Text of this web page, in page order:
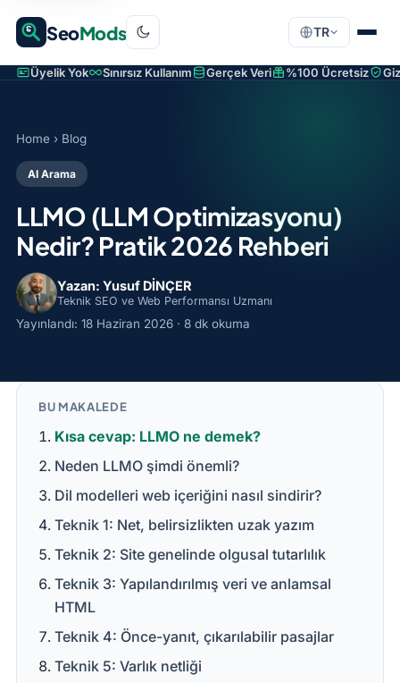
SeoMods TR
Üyelik Yok Sınırsız Kullanım Gerçek Veri %100 Ücretsiz
Home › Blog
AI Arama
LLMO (LLM Optimizasyonu)
Nedir? Pratik 2026 Rehberi
Yazan: Yusuf DİNÇER
Teknik SEO ve Web Performansı Uzmanı
Yayınlandı: 18 Haziran 2026 · 8 dk okuma
BU MAKALEDE
Kısa cevap: LLMO ne demek?
Neden LLMO şimdi önemli?
Dil modelleri web içeriğini nasıl sindirir?
Teknik 1: Net, belirsizlikten uzak yazım
Teknik 2: Site genelinde olgusal tutarlılık
Teknik 3: Yapılandırılmış veri ve anlamsal
HTML
Teknik 4: Önce-yanıt, çıkarılabilir pasajlar
Teknik 5: Varlık netliği